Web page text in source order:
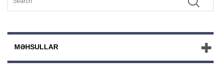
MƏHSULLAR